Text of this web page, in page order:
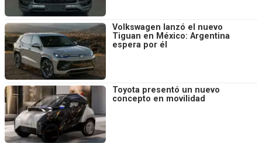
Volkswagen lanzó el nuevo
Tiguan en México: Argentina
espera por él
Toyota presentó un nuevo
concepto en movilidad